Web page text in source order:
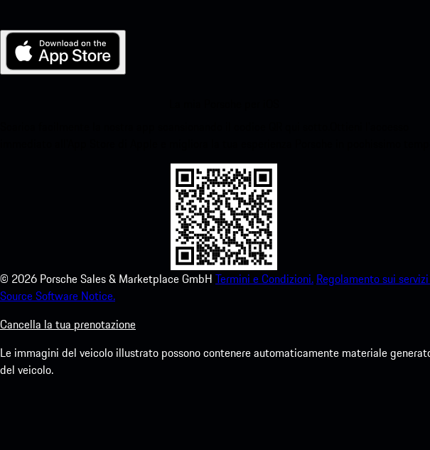
© 2026 Porsche Sales & Marketplace GmbH Termini e Condizioni. Regolamento sui
Source Software Notice.
Cancella la tua prenotazione
Le immagini del veicolo illustrato possono contenere automaticamente materiale
del veicolo.